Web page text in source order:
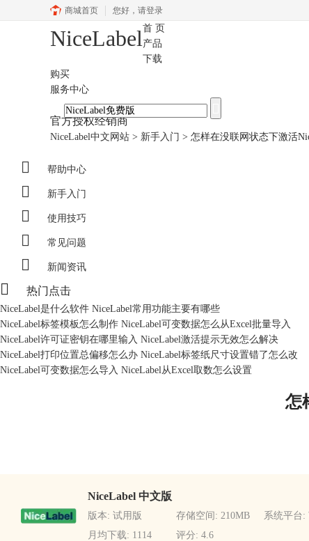
商城首页 您好， 请登录
NiceLabel
官方授权经销商
首 页
产品
下载
购买
服务中心
NiceLabel中文网站 > 新手入门 > 怎样在没联网状态下激活
 帮助中心
 新手入门
 使用技巧
 常见问题
 新闻资讯
 热门点击
NiceLabel是什么软件 NiceLabel常用功能主要有哪些
NiceLabel标签模板怎么制作 NiceLabel可变数据怎么从Excel批量导入
NiceLabel许可证密钥在哪里输入 NiceLabel激活提示无效怎么解决
NiceLabel打印位置总偏移怎么办 NiceLabel标签纸尺寸设置错了怎么改
NiceLabel可变数据怎么导入 NiceLabel从Excel取数怎么设置
怎
NiceLabel 中文版
版本: 试用版 存储空间: 210MB
系统平台:
月均下载: 1114
评分: 4.6